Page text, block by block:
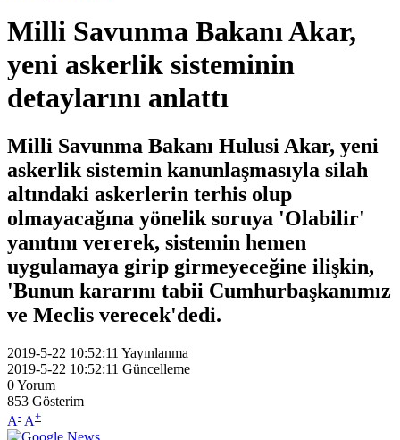
Milli Savunma Bakanı Akar,
yeni askerlik sisteminin
detaylarını anlattı
Milli Savunma Bakanı Hulusi Akar, yeni
askerlik sistemin kanunlaşmasıyla silah
altındaki askerlerin terhis olup
olmayacağına yönelik soruya 'Olabilir'
yanıtını vererek, sistemin hemen
uygulamaya girip girmeyeceğine ilişkin,
'Bunun kararını tabii Cumhurbaşkanımız
ve Meclis verecek'dedi.
2019-5-22 10:52:11 Yayınlanma
2019-5-22 10:52:11 Güncelleme
0Yorum
853 Gösterim
A- A+